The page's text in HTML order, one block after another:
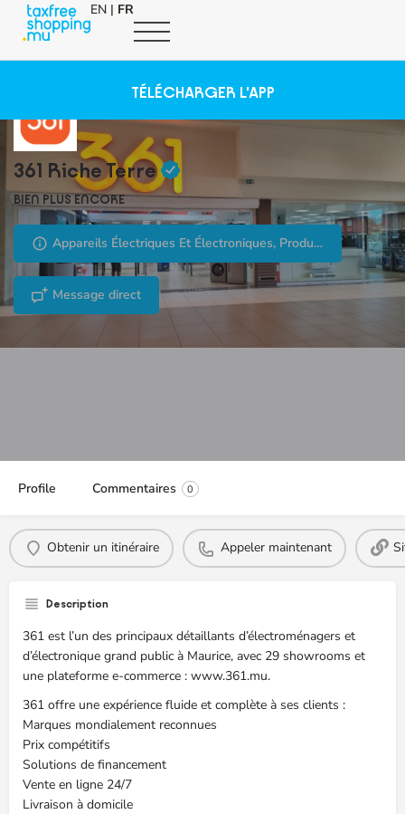
EN | FR
TÉLÉCHARGER L'APP
361 Riche Terre
BIEN PLUS ENCORE
Appareils Électriques Et Électroniques, Produits Informatiques
Message direct
Profile Commentaires 0
Obtenir un itinéraire Appeler maintenant
Description
361 est l’un des principaux détaillants d’électroménagers et
d’électronique grand public à Maurice, avec 29 showrooms et
une plateforme e-commerce : www.361.mu.
361 offre une expérience fluide et complète à ses clients :
Marques mondialement reconnues
Prix compétitifs
Solutions de financement
Vente en ligne 24/7
Livraison à domicile